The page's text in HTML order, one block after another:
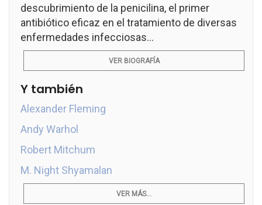
descubrimiento de la penicilina, el primer
antibiótico eficaz en el tratamiento de diversas
enfermedades infecciosas...
VER BIOGRAFÍA
Y también
Alexander Fleming
Andy Warhol
Robert Mitchum
M. Night Shyamalan
VER MÁS...